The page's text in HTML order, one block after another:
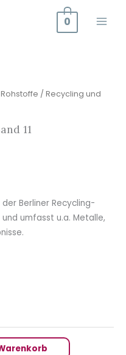
0
/ Recycling und
11
Berliner Recycling-
umfasst u.a. Metalle,